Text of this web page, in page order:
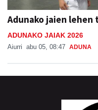
Adunako jaien
ADUNAKO JAIAK 2026
Aiurri abu 05, 08:47 ADUNA